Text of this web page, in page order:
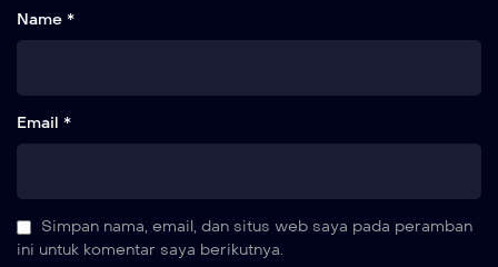
Name *
Email *
Simpan nama, email, dan situs web saya pada peramban
ini untuk komentar saya berikutnya.